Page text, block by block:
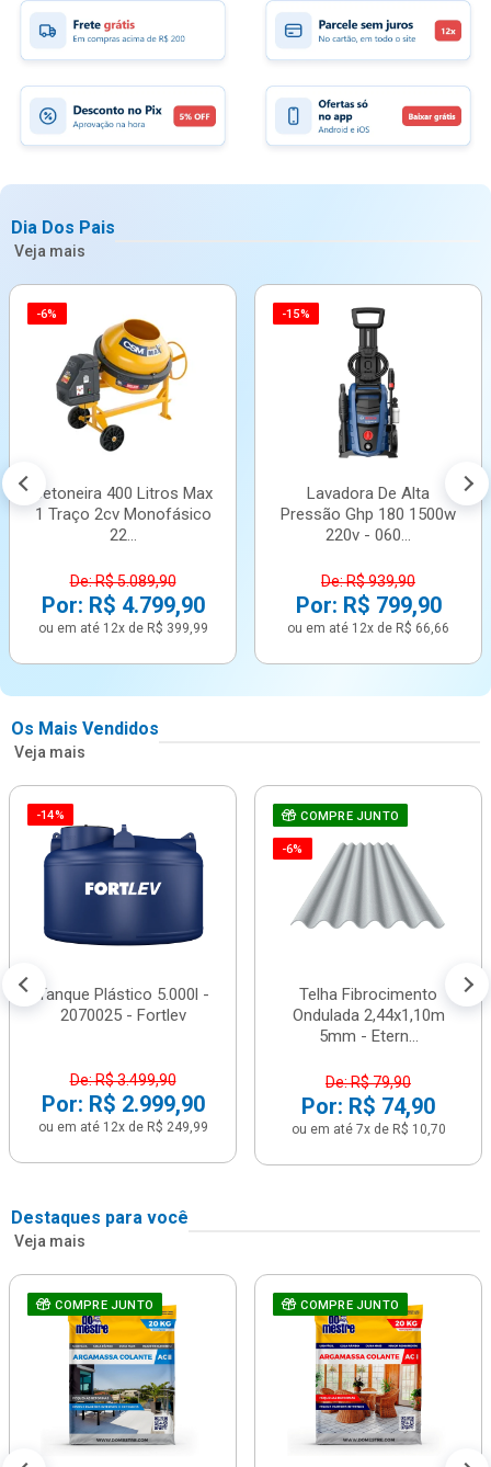
Dia Dos Pais
Veja mais
-6%
Betoneira 400 Litros Max
1 Traço 2cv Monofásico
22...
De: R$ 5.089,90
Por: R$ 4.799,90
ou em até 12x de R$ 399,99
-15%
Lavadora De Alta
Pressão Ghp 180 1500w
220v - 060...
De: R$ 939,90
Por: R$ 799,90
ou em até 12x de R$ 66,66
Os Mais Vendidos
Veja mais
-14%
Tanque Plástico 5.000l -
2070025 - Fortlev
De: R$ 3.499,90
Por: R$ 2.999,90
ou em até 12x de R$ 249,99
COMPRE JUNTO
-6%
Telha Fibrocimento
Ondulada 2,44x1,10m
5mm - Etern...
De: R$ 79,90
Por: R$ 74,90
ou em até 7x de R$ 10,70
Destaques para você
Veja mais
COMPRE JUNTO COMPRE JUNTO